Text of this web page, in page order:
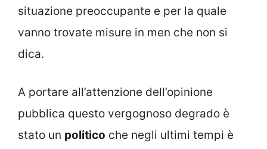
situazione preoccupante e per la quale
vanno trovate misure in men che non si
dica.
A portare all’attenzione dell’opinione
pubblica questo vergognoso degrado è
stato un politico che negli ultimi tempi è